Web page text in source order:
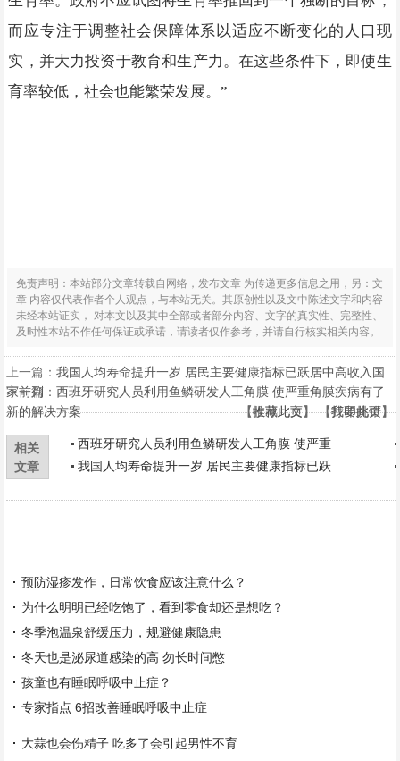
而应专注于调整社会保障体系以适应不断变化的人口现
实，并大力投资于教育和生产力。在这些条件下，即使生
育率较低，社会也能繁荣发展。”
免责声明：本站部分文章转载自网络，发布文章 为传递更多信息之用，另：文
章 内容仅代表作者个人观点，与本站无关。其原创性以及文中陈述文字和内容
未经本站证实， 对本文以及其中全部或者部分内容、文字的真实性、完整性、
及时性本站不作任何保证或承诺，请读者仅作参考，并请自行核实相关内容。
上一篇：我国人均寿命提升一岁 居民主要健康指标已跃居中高收入国
家前列
下一篇：西班牙研究人员利用鱼鳞研发人工角膜 使严重角膜疾病有了
新的解决方案
【收藏此页】 【打印此页】
【推荐此文】 【我要挑错】
相关
文章
西班牙研究人员利用鱼鳞研发人工角膜 使严重
我国人均寿命提升一岁 居民主要健康指标已跃
预防湿疹发作，日常饮食应该注意什么？
为什么明明已经吃饱了，看到零食却还是想吃？
冬季泡温泉舒缓压力，规避健康隐患
冬天也是泌尿道感染的高 勿长时间憋
孩童也有睡眠呼吸中止症？
专家指点 6招改善睡眠呼吸中止症
大蒜也会伤精子 吃多了会引起男性不育